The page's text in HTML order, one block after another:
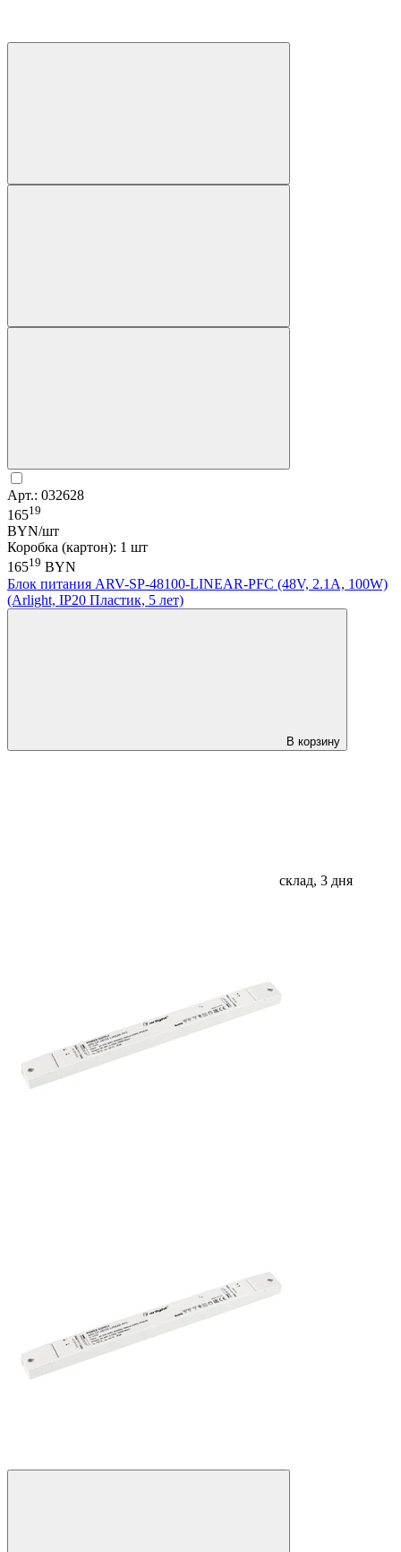
Арт.: 032628
16519
BYN/шт
Коробка (картон): 1 шт
16519 BYN
Блок питания ARV-SP-48100-LINEAR-PFC (48V, 2.1A, 100W)
(Arlight, IP20 Пластик, 5 лет)
В корзину
склад, 3 дня